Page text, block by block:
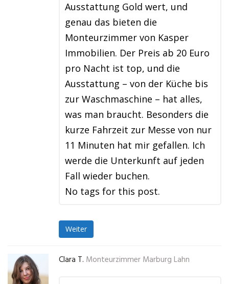
Ausstattung Gold wert, und
genau das bieten die
Monteurzimmer von Kasper
Immobilien. Der Preis ab 20 Euro
pro Nacht ist top, und die
Ausstattung – von der Küche bis
zur Waschmaschine – hat alles,
was man braucht. Besonders die
kurze Fahrzeit zur Messe von nur
11 Minuten hat mir gefallen. Ich
werde die Unterkunft auf jeden
Fall wieder buchen.
No tags for this post.
Weiter
Clara T. Monteurzimmer Marburg Lahn